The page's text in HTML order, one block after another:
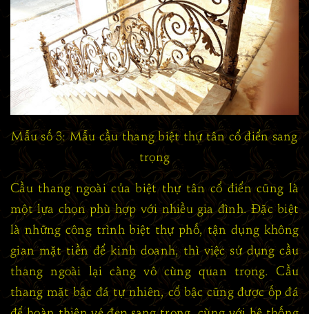
Mẫu số 3: Mẫu cầu thang biệt thự tân cổ điển sang
trọng
Cầu thang ngoài của biệt thự tân cổ điển cũng là
một lựa chọn phù hợp với nhiều gia đình. Đặc biệt
là những công trình biệt thự phố, tận dụng không
gian mặt tiền để kinh doanh, thì việc sử dụng cầu
thang ngoài lại càng vô cùng quan trọng. Cầu
thang mặt bậc đá tự nhiên, cổ bậc cũng được ốp đá